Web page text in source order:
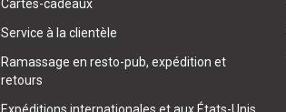
Cartes-cadeaux
Service à la clientèle
Ramassage en resto-pub, expédition et
retours